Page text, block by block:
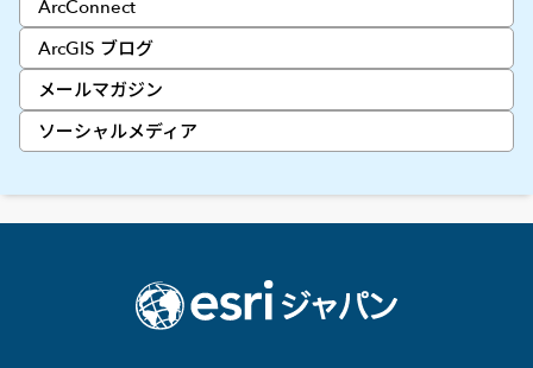
ArcConnect
ArcGIS ブログ
メールマガジン
ソーシャルメディア